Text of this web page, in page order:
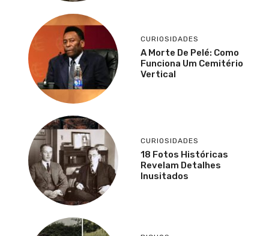
CURIOSIDADES
A Morte De Pelé: Como
Funciona Um Cemitério
Vertical
CURIOSIDADES
18 Fotos Históricas
Revelam Detalhes
Inusitados